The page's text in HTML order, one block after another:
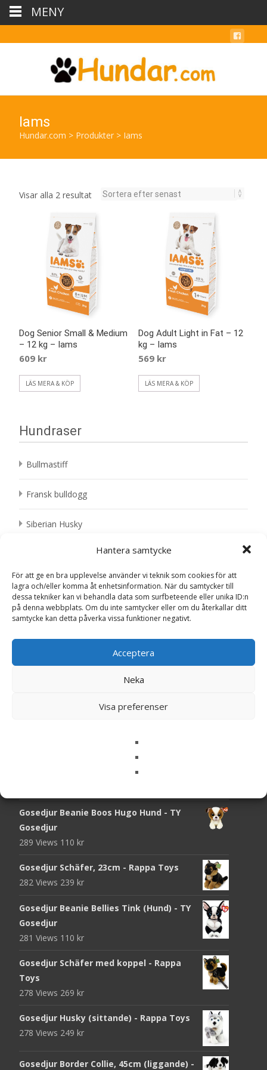
Hantera samtycke
För att ge en bra upplevelse använder vi teknik som cookies för att
lagra och/eller komma åt enhetsinformation. När du samtycker till
dessa tekniker kan vi behandla data som surfbeteende eller unika ID:n
på denna webbplats. Om du inte samtycker eller om du återkallar ditt
samtycke kan detta påverka vissa funktioner negativt.
Acceptera
Neka
Visa preferenser
Iams
Hundar.com > Produkter > Iams
Visar alla 2 resultatSortera
senaste
Dog Senior Small & Medium
– 12 kg – Iams
609 kr
LÄS MERA & KÖP
Dog Adult Light in Fat – 12
kg – Iams
569 kr
LÄS MERA & KÖP
Hundraser
Bullmastiff
Fransk bulldogg
Siberian Husky
Mops
Shetland Sheepdog
Gosedjur Golden Retriever - Rappa Toys
Gosedjur Beanie Boos Hugo Hund - TY
Gosedjur
289 Views 110 kr
Gosedjur Schäfer, 23cm - Rappa Toys
282 Views 239 kr
Gosedjur Beanie Bellies Tink (Hund) - TY
Gosedjur
281 Views 110 kr
Gosedjur Schäfer med koppel - Rappa
Toys
278 Views 269 kr
Gosedjur Husky (sittande) - Rappa Toys
278 Views 249 kr
Gosedjur Border Collie, 45cm (liggande) -
MENY